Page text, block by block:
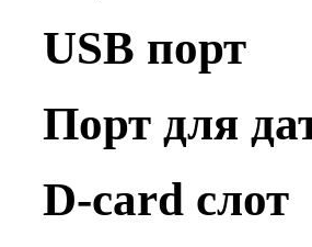
USB порт
Порт для
D-card слот